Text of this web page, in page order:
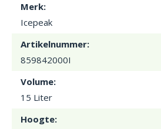
Merk:
Icepeak
Artikelnummer:
859842000I
Volume:
15 Liter
Hoogte: